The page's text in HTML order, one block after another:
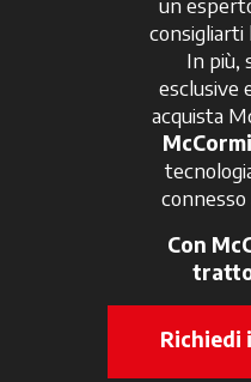
consigliarti
In più,
esclusive
acquista
Con
Richiedi